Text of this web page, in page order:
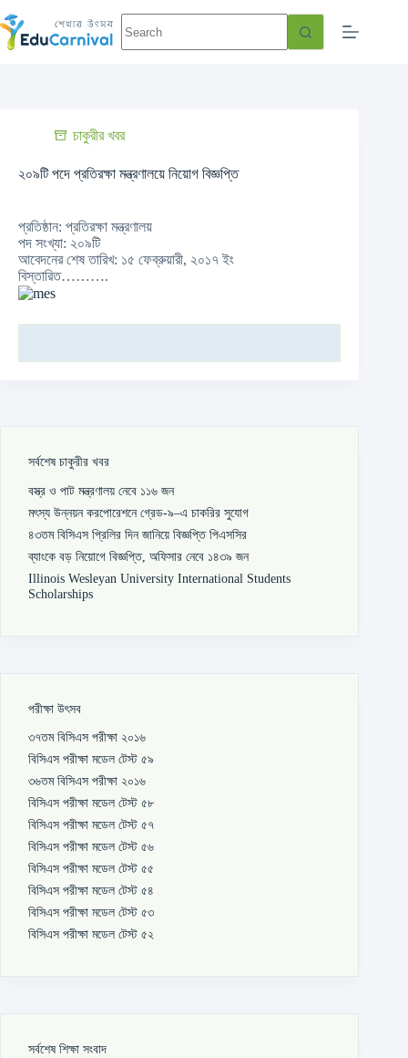
চাকুরীর খবর
২০৯টি পদে প্রতিরক্ষা মন্ত্রণালয়ে নিয়োগ বিজ্ঞপ্তি
প্রতিষ্ঠান: প্রতিরক্ষা মন্ত্রণালয়
পদ সংখ্যা: ২০৯টি
আবেদনের শেষ তারিখ: ১৫ ফেব্রুয়ারী, ২০১৭ ইং
বিস্তারিত……….
সর্বশেষ চাকুরীর খবর
বস্ত্র ও পাট মন্ত্রণালয় নেবে ১১৬ জন
মৎস্য উন্নয়ন করপোরেশনে গ্রেড-৯–এ চাকরির সুযোগ
৪৩তম বিসিএস প্রিলির দিন জানিয়ে বিজ্ঞপ্তি পিএসসির
ব্যাংকে বড় নিয়োগে বিজ্ঞপ্তি, অফিসার নেবে ১৪৩৯ জন
Illinois Wesleyan University International Students
Scholarships
পরীক্ষা উৎসব
৩৭তম বিসিএস পরীক্ষা ২০১৬
বিসিএস পরীক্ষা মডেল টেস্ট ৫৯
৩৬তম বিসিএস পরীক্ষা ২০১৬
বিসিএস পরীক্ষা মডেল টেস্ট ৫৮
বিসিএস পরীক্ষা মডেল টেস্ট ৫৭
বিসিএস পরীক্ষা মডেল টেস্ট ৫৬
বিসিএস পরীক্ষা মডেল টেস্ট ৫৫
বিসিএস পরীক্ষা মডেল টেস্ট ৫৪
বিসিএস পরীক্ষা মডেল টেস্ট ৫৩
বিসিএস পরীক্ষা মডেল টেস্ট ৫২
সর্বশেষ শিক্ষা সংবাদ